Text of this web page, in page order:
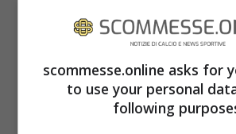
scommesse.online asks for
to use your personal
following